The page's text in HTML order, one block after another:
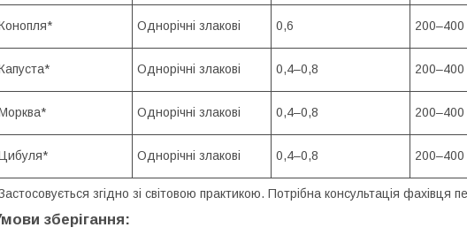
Однорічні злакові 0,6 200–400
Однорічні злакові 0,4–0,8 200–400
Однорічні злакові 0,4–0,8 200–400
Однорічні злакові 0,4–0,8 200–400
згідно зі світовою практикою. Потрібна консультація фахівця
зберігання: